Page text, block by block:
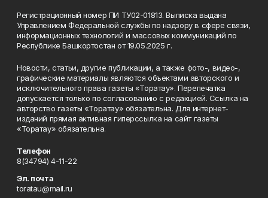
Регистрационный номер ПИ ТУ02-01813. Выписка выдана
Управлением Федеральной службы по надзору в сфере связи,
информационных технологий и массовых коммуникаций по
Республике Башкортостан от 19.05.2025 г.
Новости, статьи, другие публикации, а также фото-, видео-,
графические материалы являются объектами авторского и
исключительного права газеты «Торатау». Перепечатка
допускается только по согласованию с редакцией. Ссылка на
авторство газеты «Торатау» обязательна. Для интернет-
изданий прямая активная гиперссылка на сайт газеты
«Торатау» обязательна.
Телефон
8(34794) 4-11-22
Эл. почта
toratau@mail.ru